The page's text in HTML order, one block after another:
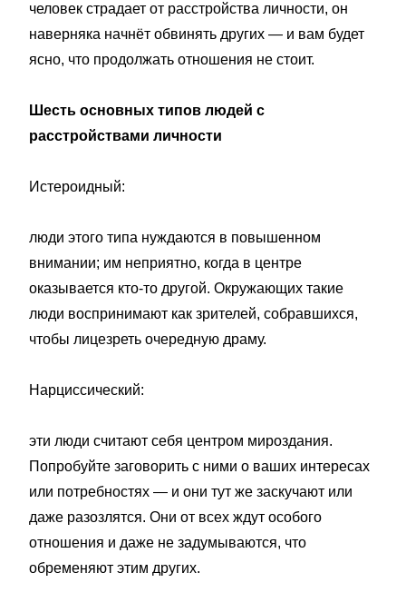
человек страдает от расстройства личности, он
наверняка начнёт обвинять других — и вам будет
ясно, что продолжать отношения не стоит.
Шесть основных типов людей с
расстройствами личности
Истероидный:
люди этого типа нуждаются в повышенном
внимании; им неприятно, когда в центре
оказывается кто-то другой. Окружающих такие
люди воспринимают как зрителей, собравшихся,
чтобы лицезреть очередную драму.
Нарциссический:
эти люди считают себя центром мироздания.
Попробуйте заговорить с ними о ваших интересах
или потребностях — и они тут же заскучают или
даже разозлятся. Они от всех ждут особого
отношения и даже не задумываются, что
обременяют этим других.